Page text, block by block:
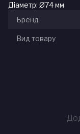
Діаметр: Ø74 мм
Бренд
Вид товару